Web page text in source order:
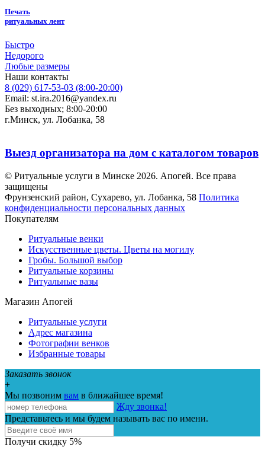
Печать
ритуальных лент
Быстро
Недорого
Любые размеры
Наши контакты
8 (029) 617-53-03 (8:00-20:00)
Email: st.ira.2016@yandex.ru
Без выходных; 8:00-20:00
г.Минск, ул. Лобанка, 58
Выезд организатора на дом с каталогом товаров
© Ритуальные услуги в Минске 2026. Апогей. Все права
защищены
Фрунзенский район, Сухарево, ул. Лобанка, 58 Политика
конфиденциальности персональных данных
Покупателям
Ритуальные венки
Искусственные цветы. Цветы на могилу
Гробы. Большой выбор
Ритуальные корзины
Ритуальные вазы
Магазин Апогей
Ритуальные услуги
Адрес магазина
Фотографии венков
Избранные товары
Заказать звонок
+
Мы позвоним вам в ближайшее время!
Жду звонка!
Представьтесь и мы будем называть вас по имени.
Получи скидку 5%